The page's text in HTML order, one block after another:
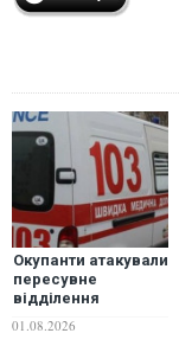
Окупанти атакували
пересувне
відділення
Чернігівщині, є
01.08.2026